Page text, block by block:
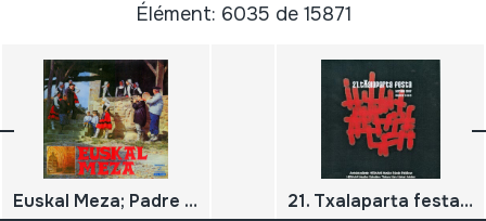
Élément: 6035 de 15871
Euskal Meza; Padre Barturen 21. Txalaparta festa. Hernani, 2007 Maiatzak 17-18-19